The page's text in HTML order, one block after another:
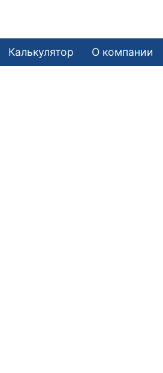
Калькулятор О компании